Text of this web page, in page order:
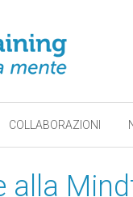
COLLABORAZIONI
alla